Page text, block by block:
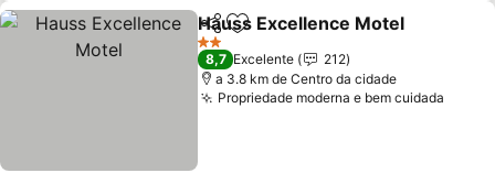
PartilharAdicionar aos favoritos
Hauss Excellence Motel
2 Estrelas
8,7 Excelente
212
a 3.8 km de Centro da cidade
Propriedade moderna e bem cuidada